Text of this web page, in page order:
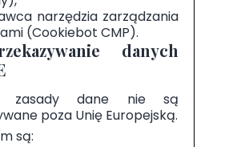
narzędzia zarządzania
(Cookiebot CMP).
danych
zasady dane nie są
poza Unię Europejską.
są: